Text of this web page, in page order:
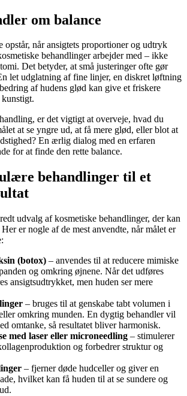
om balance
opstår, når ansigtets proportioner og udtryk
behandlinger arbejder med – ikke
Det betyder, at små justeringer ofte gør
let udglatning af fine linjer, en diskret løftning
af hudens glød kan give et friskere
er det vigtigt at overveje, hvad du
at se yngre ud, at få mere glød, eller blot at
En ærlig dialog med en erfaren
for at finde den rette balance.
behandlinger til et
udvalg af kosmetiske behandlinger, der kan
er nogle af de mest anvendte, når målet er
(botox) – anvendes til at reducere mimiske
og omkring øjnene. Når det udføres
ansigtsudtrykket, men huden ser mere
– bruges til at genskabe tabt volumen i
omkring munden. En dygtig behandler vil
omtanke, så resultatet bliver harmonisk.
med laser eller microneedling – stimulerer
og forbedrer struktur og
– fjerner døde hudceller og giver en
hvilket kan få huden til at se sundere og